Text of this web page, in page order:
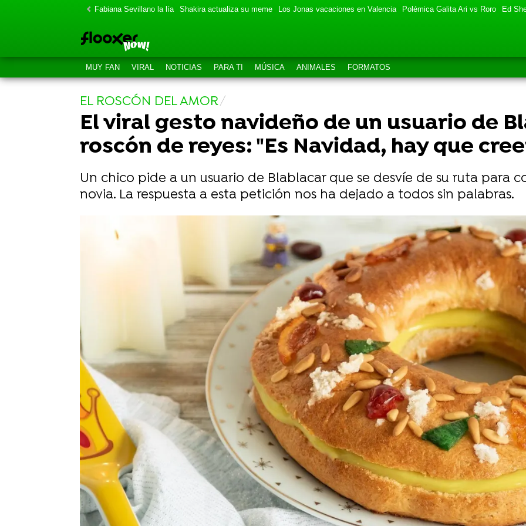
Fabiana Sevillano la lía Shakira actualiza su meme Los Jonas vacaciones en Valencia Polémica Galita Ari vs Roro Ed
MUY FAN VIRAL NOTICIAS PARA TI MÚSICA ANIMALES FORMATOS
EL ROSCÓN DEL AMOR
El viral gesto navideño de un usuario de
roscón de reyes: "Es Navidad, hay que
Un chico pide a un usuario de Blablacar que se desvíe de su ruta para
novia. La respuesta a esta petición nos ha dejado a todos sin palabras.
Esta chica se vuelve viral en Tik Tok al contar la cita Tinder que tuvo con su primo
María Ibernón
Publicado: 09 de enero de 2024, 17:46 WhatsappFacebook
X
Las redes sociales tienen cabida a todo tipo de historias: tristes,
graciosas e impactantes. En este caso, se ha hecho viral una historia
de amor y de bondad, relacionada con la aplicación de Blablacar y